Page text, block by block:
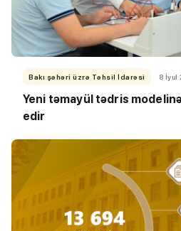
Bakı şəhəri üzrə Təhsil İdarəsi 8 İyul
Yeni təmayül tədris
edir